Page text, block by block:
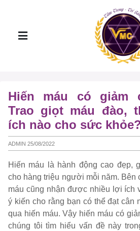
Hiến máu có giảm
Trao giọt máu đào,
ích nào cho sức
ADMIN 25/08/2022
Hiến máu là hành động cao đẹp,
cho hàng triệu người mỗi năm. Bên
máu cũng nhận được nhiều lợi ích
ý kiến cho rằng bạn có thể đạt cân
qua hiến máu. Vậy hiến máu có
chúng tôi tìm hiểu vấn đề này